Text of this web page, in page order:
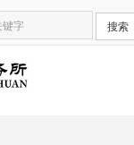
搜索